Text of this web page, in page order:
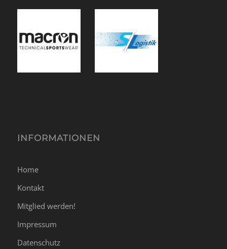
INFORMATIONEN
Home
Kontakt
Mitglied werden!
Impressum
Datenschutz